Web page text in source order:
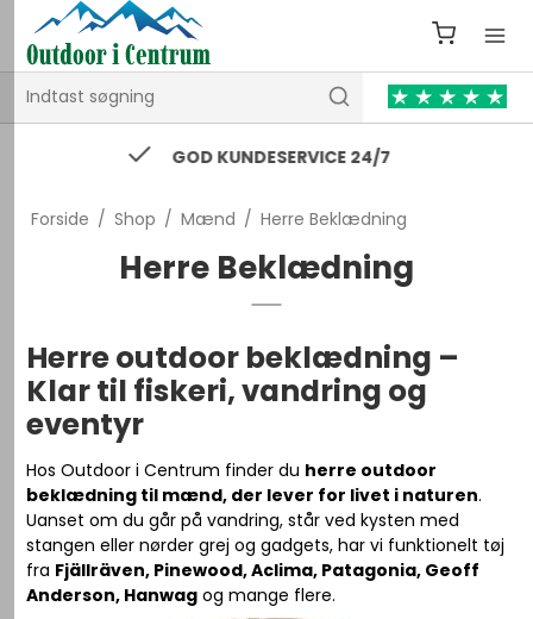
74 43 53 55 / kontakt@outdooricentrum.dk
Forside / Shop / Mænd / Herre Beklædning
Herre Beklædning
Herre outdoor beklædning –
Klar til fiskeri, vandring og
eventyr
Hos Outdoor i Centrum finder du herre outdoor
beklædning til mænd, der lever for livet i naturen.
Uanset om du går på vandring, står ved kysten med
stangen eller nørder grej og gadgets, har vi funktionelt tøj
fra Fjällräven, Pinewood, Aclima, Patagonia, Geoff
Anderson, Hanwag og mange flere.